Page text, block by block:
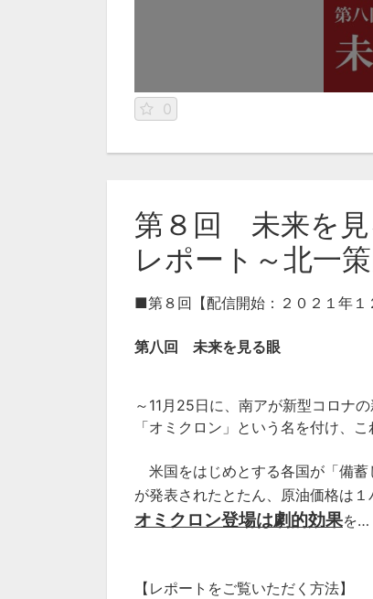
0
第８回 未来を見
レポート～北一
■第８回【配信開始：２０２１年１
第八回 未来を見る眼
～11月25日に、南アが新型コロナ
「オミクロン」という名を付け、
米国をはじめとする各国が「備蓄
が発表されたとたん、原油価格は
オミクロン登場は劇的効果を…
【レポートをご覧いただく方法】